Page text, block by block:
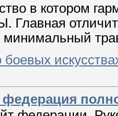
в котором
минимальный